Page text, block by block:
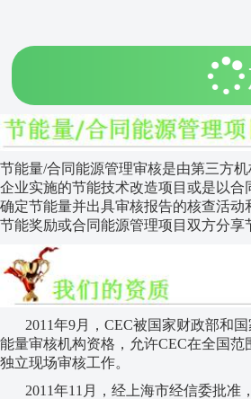
节能量/合同能源管理审核是由第三方
企业实施的节能技术改造项目或是以
确定节能量并出具审核报告的核查活
节能奖励或合同能源管理项目双方分享
2011年9月， CEC被国家财政部和
能量审核机构资格，允许CEC在全国范
独立现场审核工作。
2011年11 月，经上海市经信委批准，